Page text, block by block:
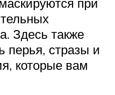
Здесь также
перья, стразы и
которые вам